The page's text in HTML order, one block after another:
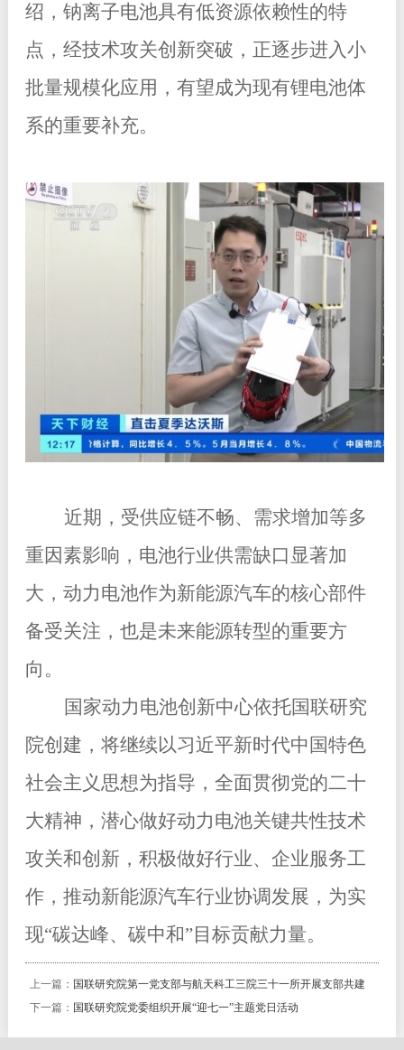
绍，钠离子电池具有低资源依赖性的特
点，经技术攻关创新突破，正逐步进入小
批量规模化应用，有望成为现有锂电池体
系的重要补充。
近期，受供应链不畅、需求增加等多
重因素影响，电池行业供需缺口显著加
大，动力电池作为新能源汽车的核心部件
备受关注，也是未来能源转型的重要方
向。
国家动力电池创新中心依托国联研究
院创建，将继续以习近平新时代中国特色
社会主义思想为指导，全面贯彻党的二十
大精神，潜心做好动力电池关键共性技术
攻关和创新，积极做好行业、企业服务工
作，推动新能源汽车行业协调发展，为实
现“碳达峰、碳中和”目标贡献力量。
上一篇： 国联研究院第一党支部与航天科工三院三十一所开展支部共建
下一篇： 国联研究院党委组织开展“迎七一”主题党日活动